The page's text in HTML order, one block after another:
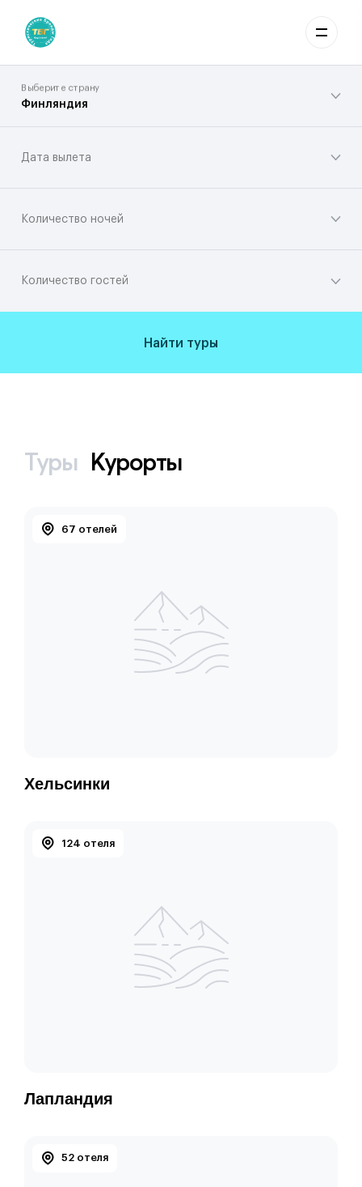
Финляндия
Выберите страну
Дата вылета
Количество ночей
Количество гостей
Найти туры
Туры Курорты
67 отелей
Хельсинки
124 отеля
Лапландия
52 отеля